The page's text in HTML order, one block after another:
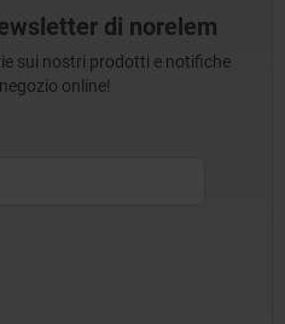
di norelem
sui nostri prodotti e notifiche
online!